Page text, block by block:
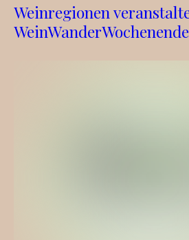
Weinregionen
WeinWanderWochenende